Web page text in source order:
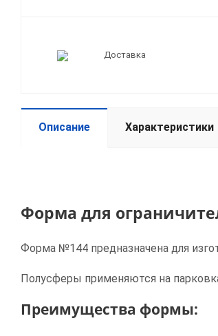
Доставка
Описание Характеристики
Форма для
Форма №144 предназначена для
Полусферы применяются на
Преимущества формы: